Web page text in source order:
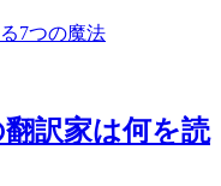
7つの魔法
訳家は何を読